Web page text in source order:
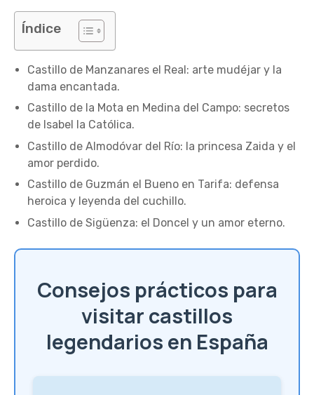
Índice
Castillo de Manzanares el Real: arte mudéjar y la
dama encantada.
Castillo de la Mota en Medina del Campo: secretos
de Isabel la Católica.
Castillo de Almodóvar del Río: la princesa Zaida y el
amor perdido.
Castillo de Guzmán el Bueno en Tarifa: defensa
heroica y leyenda del cuchillo.
Castillo de Sigüenza: el Doncel y un amor eterno.
Consejos prácticos para
visitar castillos
legendarios en España